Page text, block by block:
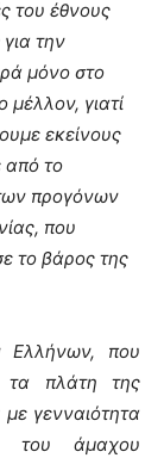
του έθνους
την
μόνο στο
γιατί
εκείνους
από το
προγόνων
που
το βάρος της
Ελλήνων, που
πλάτη της
γενναιότητα
του άμαχου